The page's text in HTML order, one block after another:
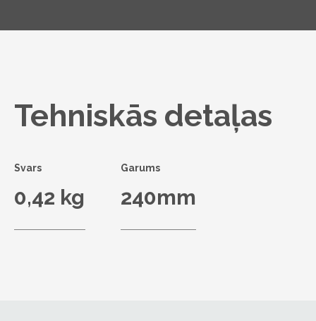
Tehniskās detaļas
Svars
0,42 kg
Garums
240mm